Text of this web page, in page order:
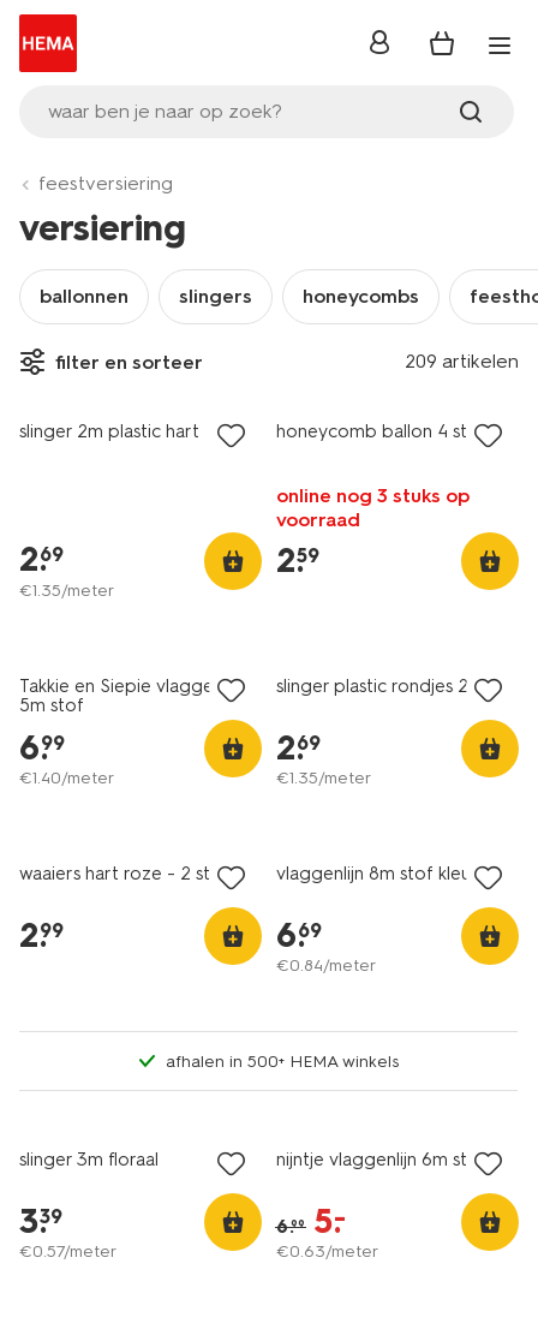
waar ben je naar op zoek?
inloggen
feestversiering
versiering
ballonnen slingers honeycombs
filter en sorteer 209 artikelen
slinger 2m plastic hart
2.
69
€1.35/meter
honeycomb ballon 4 stuks
online nog 3 stuks op
voorraad
2.
59
Takkie en Siepie vlaggenlijn
5m stof
6.
99
€1.40/meter
slinger plastic rondjes 2m
2.
69
€1.35/meter
waaiers hart roze - 2 stuks
2.
99
vlaggenlijn 8m stof kleur
6.
69
€0.84/meter
afhalen in 500+ HEMA winkels
slinger 3m floraal
3.
39
€0.57/meter
nijntje vlaggenlijn 6m stof
6.99 5.
–
€0.63/meter